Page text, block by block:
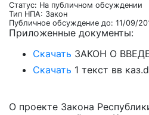
Статус: На публичном обсуждении
Тип НПА: Закон
Публичное обсуждение до: 11/09/
Приложенные документы:
Скачать ЗАКОН О
Скачать 1 текст вв
О проекте Закона